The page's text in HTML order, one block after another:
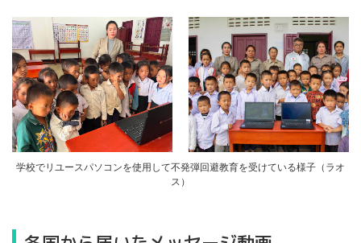
学校でリユースパソコンを使用して不発弾回避教育を受けている様子（ラオ
ス）